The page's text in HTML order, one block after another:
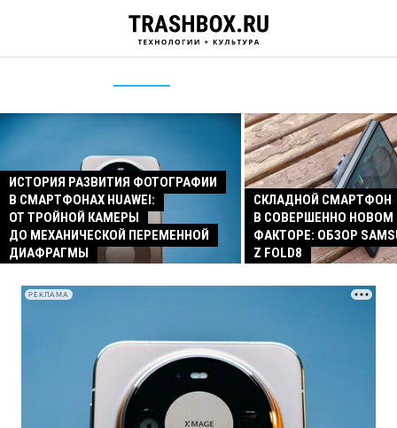
ИСТОРИЯ РАЗВИТИЯ ФОТОГРАФИИ
В СМАРТФОНАХ HUAWEI:
ОТ ТРОЙНОЙ КАМЕРЫ
ДО МЕХАНИЧЕСКОЙ ПЕРЕМЕННОЙ
ДИАФРАГМЫ
СКЛАДНОЙ СМАРТФОН
В СОВЕРШЕННО
ФАКТОРЕ: ОБЗОР
Z FOLD8
РЕКЛАМА